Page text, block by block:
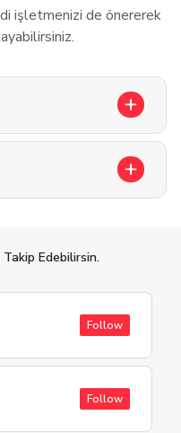
işletmenizi de önererek
Takip Edebilirsin.
Follow
Follow